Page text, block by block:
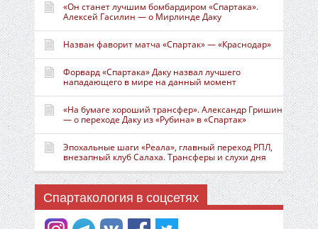
«Он станет лучшим бомбардиром «Спартака».
Алексей Гасилин — о Мирлинде Даку
Назван фаворит матча «Спартак» — «Краснодар»
Форвард «Спартака» Даку назвал лучшего
нападающего в мире на данный момент
«На бумаге хороший трансфер». Александр Гришин
— о переходе Даку из «Рубина» в «Спартак»
Эпохальные шаги «Реала», главный переход РПЛ,
внезапный клуб Салаха. Трансферы и слухи дня
Спартакология в соцсетях